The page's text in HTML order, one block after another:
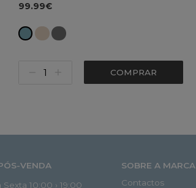
99.99€
COMPRAR
VENDA
10:00 › 19:00
SOBRE A MARCA
Contactos